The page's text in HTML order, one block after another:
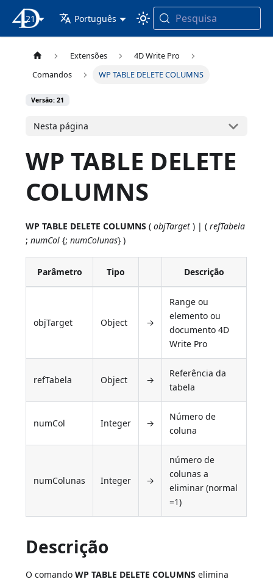
Documentação 4D
21 Português Pesquisa
Extensões
4D Write Pro
Comandos
WP TABLE DELETE COLUMNS
Versão: 21
Nesta página
WP TABLE DELETE
COLUMNS
WP TABLE DELETE COLUMNS (objTarget ) | (refTabela
;numCol {;numColunas} )
Parâmetro Tipo Descrição
objTarget Object →
Range ou
elemento ou
documento 4D
Write Pro
refTabela Object →
Referência da
tabela
numCol Integer →
Número de
coluna
numColunas Integer →
número de
colunas a
eliminar (normal
=1)
Descrição
O comandoWP TABLE DELETE COLUMNS elimina